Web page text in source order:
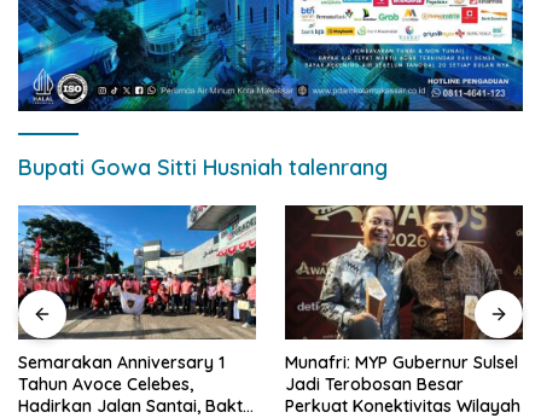
Bupati Gowa Sitti Husniah talenrang
Semarakan Anniversary 1
Tahun Avoce Celebes,
Hadirkan Jalan Santai, Bakti
Munafri: MYP Gubernur Sulsel
Jadi Terobosan Besar
Perkuat Konektivitas Wilayah